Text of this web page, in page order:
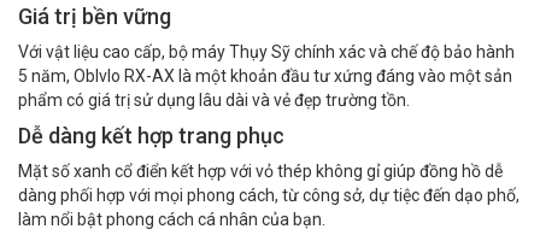
Giá trị bền vững
Với vật liệu cao cấp, bộ máy Thụy Sỹ chính xác và chế độ bảo hành
5 năm, Oblvlo RX-AX là một khoản đầu tư xứng đáng vào một sản
phẩm có giá trị sử dụng lâu dài và vẻ đẹp trường tồn.
Dễ dàng kết hợp trang phục
Mặt số xanh cổ điển kết hợp với vỏ thép không gỉ giúp đồng hồ dễ
dàng phối hợp với mọi phong cách, từ công sở, dự tiệc đến dạo phố,
làm nổi bật phong cách cá nhân của bạn.